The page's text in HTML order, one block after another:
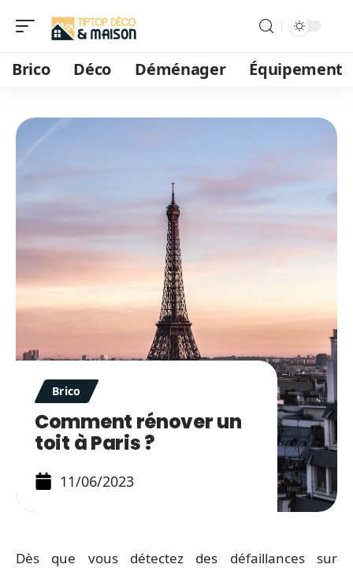
Brico Déco Déménager Équipement
Brico
Comment rénover un
toit à Paris ?
11/06/2023
Dès que vous détectez des défaillances sur